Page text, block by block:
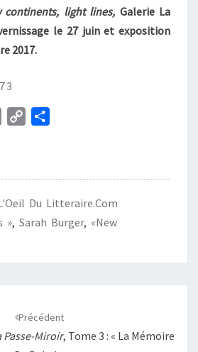
continents, light lines, Galerie La
le 27 juin et exposition
2017.
73
n
g
e
Du Litteraire.com
», Sarah Burger, «New
Précédent
Passe-Miroir, Tome 3 : « La Mémoire